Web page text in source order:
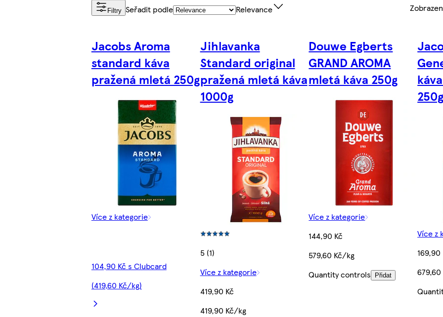
Filtry Seřadit podle Relevance
Jacobs Aroma
standard káva
pražená mletá 250g
Více z kategorie
104,90 Kč s Clubcard
(419,60 Kč/kg)
Jihlavanka
Standard original
pražená mletá káva
1000g
5 (1)
Více z kategorie
419,90 Kč
419,90 Kč/kg
Douwe Egberts
GRAND AROMA
mletá káva 250g
Více z kategorie
144,90 Kč
579,60 Kč/kg
Quantity controls
Přidat
Více z
169,90